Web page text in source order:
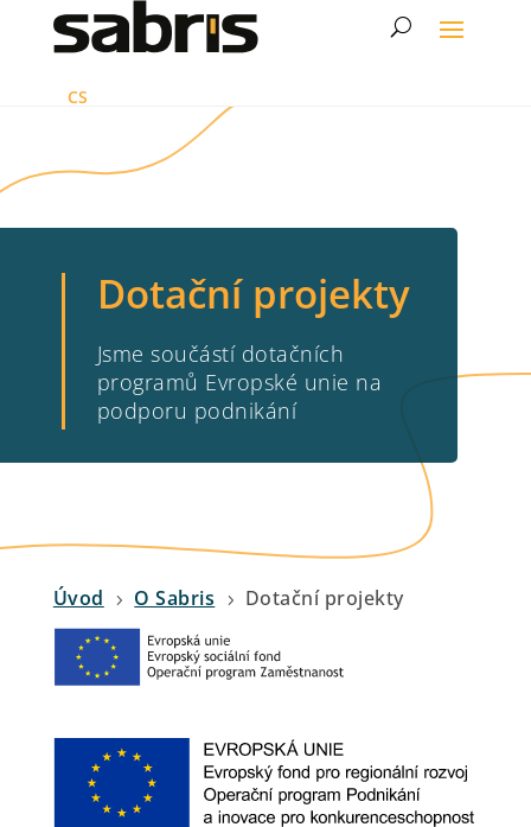
CS
Dotační projekty
Jsme součástí dotačních
programů Evropské unie na
podporu podnikání
Úvod 5 O Sabris 5 Dotační projekty